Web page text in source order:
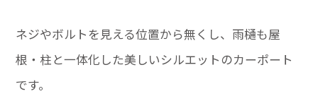
ネジやボルトを見える位置から無くし、雨樋も屋
根・柱と一体化した美しいシルエットのカーポート
です。